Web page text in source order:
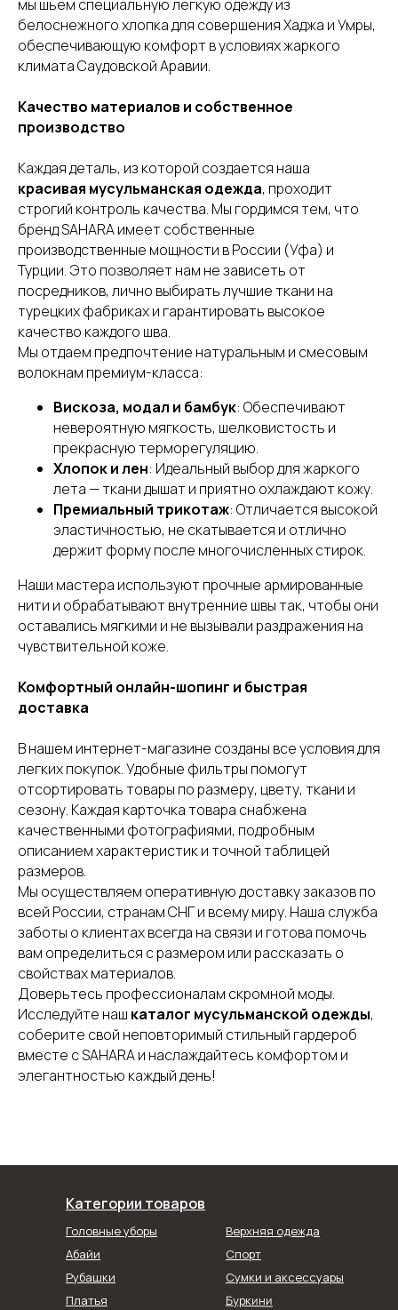
мы шьем специальную легкую одежду из
белоснежного хлопка для совершения Хаджа и Умры,
обеспечивающую комфорт в условиях жаркого
климата Саудовской Аравии.
Качество материалов и собственное
производство
Каждая деталь, из которой создается наша
красивая мусульманская одежда, проходит
строгий контроль качества. Мы гордимся тем, что
бренд SAHARA имеет собственные
производственные мощности в России (Уфа) и
Турции. Это позволяет нам не зависеть от
посредников, лично выбирать лучшие ткани на
турецких фабриках и гарантировать высокое
качество каждого шва.
Мы отдаем предпочтение натуральным и смесовым
волокнам премиум-класса:
Вискоза, модал и бамбук: Обеспечивают
невероятную мягкость, шелковистость и
прекрасную терморегуляцию.
Хлопок и лен: Идеальный выбор для жаркого
лета — ткани дышат и приятно охлаждают кожу.
Премиальный трикотаж: Отличается высокой
эластичностью, не скатывается и отлично
держит форму после многочисленных стирок.
Наши мастера используют прочные армированные
нити и обрабатывают внутренние швы так, чтобы они
оставались мягкими и не вызывали раздражения на
чувствительной коже.
Комфортный онлайн-шопинг и быстрая
доставка
В нашем интернет-магазине созданы все условия для
легких покупок. Удобные фильтры помогут
отсортировать товары по размеру, цвету, ткани и
сезону. Каждая карточка товара снабжена
качественными фотографиями, подробным
описанием характеристик и точной таблицей
размеров.
Мы осуществляем оперативную доставку заказов по
всей России, странам СНГ и всему миру. Наша служба
заботы о клиентах всегда на связи и готова помочь
вам определиться с размером или рассказать о
свойствах материалов.
Доверьтесь профессионалам скромной моды.
Исследуйте наш каталог мусульманской одежды,
соберите свой неповторимый стильный гардероб
вместе с SAHARA и наслаждайтесь комфортом и
элегантностью каждый день!
Категории товаров
Головные уборы
Абайи
Рубашки
Спорт
Верхняя одежда
Сумки и аксессуары
Платья
Буркини